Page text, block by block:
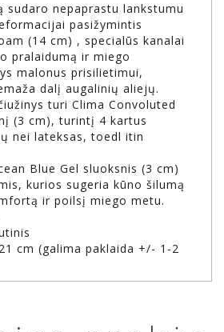
sudaro nepaprastu lankstumu
pasižymintis
(14 cm) , specialūs kanalai
pralaidumą ir miego
malonus prisilietimui,
dalį augalinių aliejų.
turi Clima Convoluted
(3 cm), turintį 4 kartus
nei lateksas, toedl itin
Blue Gel sluoksnis (3 cm)
kurios sugeria kūno šilumą
ir poilsį miego metu.
cm (galima paklaida +/- 1-2